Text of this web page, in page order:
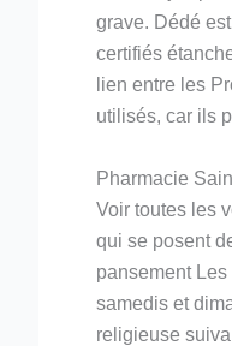
grave. Dédé
certifiés
lien entre les
utilisés, car ils
Pharmacie
Voir toutes les
qui se posent
pansement
samedis et
religieuse